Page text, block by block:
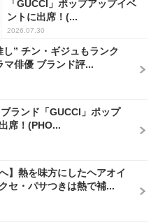
「GUCCI」ポップアップイベ
ントに出席！(...
2026.07.30
” チン・ギジュもランク
マ俳優 ブランド評...
ランド「GUCCI」ポップ
席！(PHO...
】熱を味方にしたヘアオイ
セ・パサつきは熱で補...